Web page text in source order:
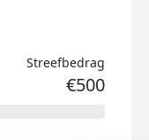
Streefbedrag
€500